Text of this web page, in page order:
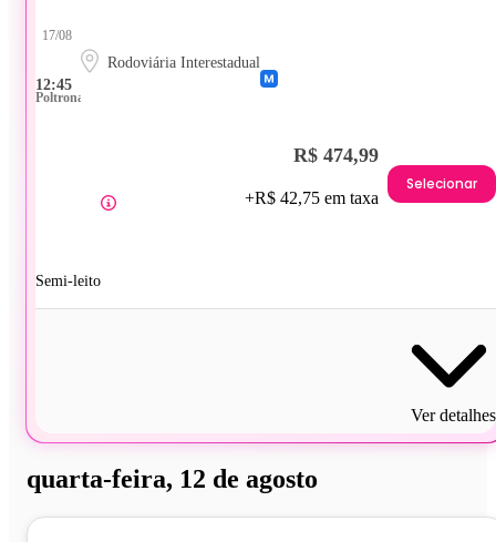
12:45
17/08
Rodoviária Interestadual
Poltrona
Semi-leito
R$ 474,99
+R$ 42,75 em taxa
Selecionar
Ver detalhes
quarta-feira, 12 de agosto